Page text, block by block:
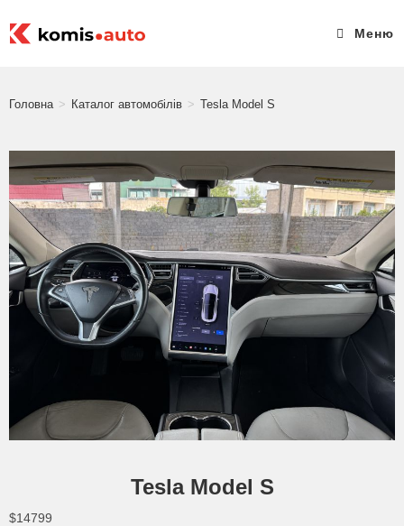
Меню
Головна > Каталог автомобілів > Tesla Model S
Tesla Model S
$14799